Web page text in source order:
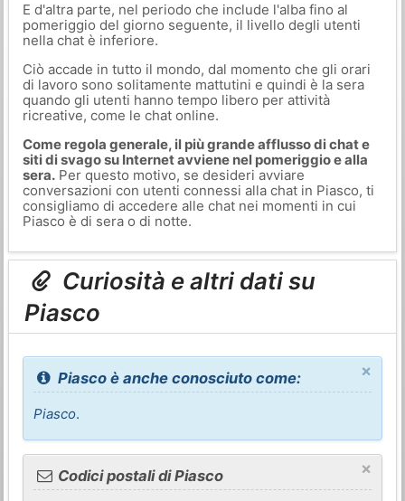
E d'altra parte, nel periodo che include l'alba fino al
pomeriggio del giorno seguente, il livello degli utenti
nella chat è inferiore.
Ciò accade in tutto il mondo, dal momento che gli orari
di lavoro sono solitamente mattutini e quindi è la sera
quando gli utenti hanno tempo libero per attività
ricreative, come le chat online.
Come regola generale, il più grande afflusso di chat e
siti di svago su Internet avviene nel pomeriggio e alla
sera.Per questo motivo, se desideri avviare
conversazioni con utenti connessi alla chat in Piasco, ti
consigliamo di accedere alle chat nei momenti in cui
Piasco è di sera o di notte.
Curiosità e altri dati su
Piasco
×
Piasco è anche conosciuto come:
Piasco.
×
Codici postali di Piasco